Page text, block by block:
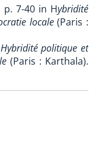
7-40 in Hybridité
locale(Paris :
Hybridité politique et
(Paris : Karthala).